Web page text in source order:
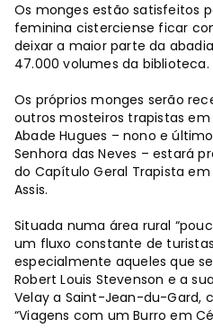
Os monges estão satisfeitos
feminina cisterciense ficar
deixar a maior parte da
47.000 volumes da biblioteca.
Os próprios monges serão
outros mosteiros trapistas
Abade Hugues – nono e
Senhora das Neves – estará
do Capítulo Geral Trapista
Assis.
Situada numa área rural
um fluxo constante de
especialmente aqueles que
Robert Louis Stevenson e a
Velay a Saint-Jean-du-Gard,
“Viagens com um Burro em